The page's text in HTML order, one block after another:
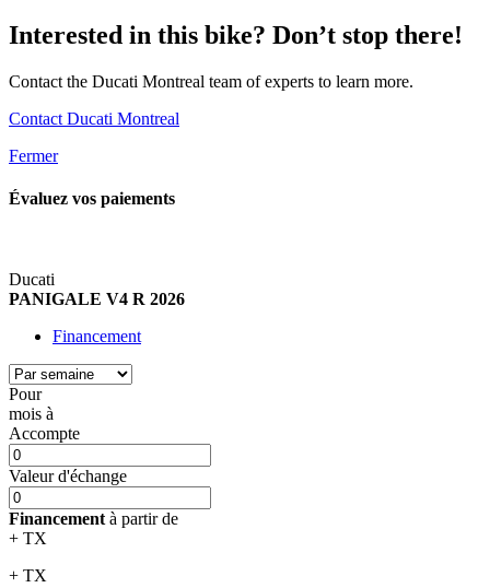
Interested in this bike? Don’t stop there!
Contact the Ducati Montreal team of experts to learn more.
Contact Ducati Montreal
Fermer
Évaluez vos paiements
Ducati
PANIGALE V4 R 2026
Financement
Pour
mois à
Accompte
Valeur d'échange
Financement à partir de
+ TX
+ TX